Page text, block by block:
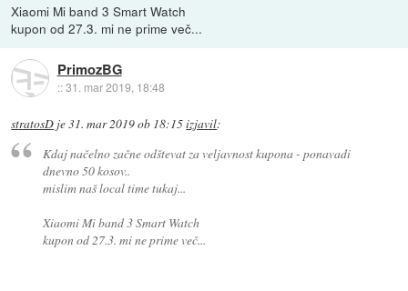
Xiaomi Mi band 3 Smart Watch
kupon od 27.3. mi ne prime več...
PrimozBG
::31. mar 2019, 18:48
stratosD je31. mar 2019 ob 18:15izjavil:
Kdaj načelno začne odštevat za veljavnost kupona - ponavadi
dnevno 50 kosov..
mislim naš local time tukaj...
Xiaomi Mi band 3 Smart Watch
kupon od 27.3. mi ne prime več...